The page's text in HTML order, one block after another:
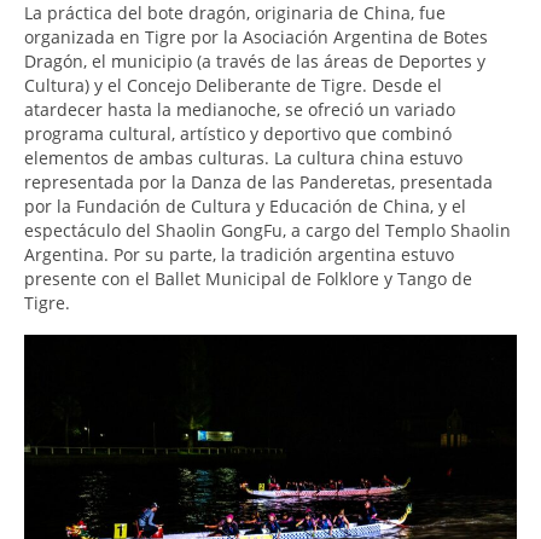
La práctica del bote dragón, originaria de China, fue
organizada en Tigre por la Asociación Argentina de Botes
Dragón, el municipio (a través de las áreas de Deportes y
Cultura) y el Concejo Deliberante de Tigre. Desde el
atardecer hasta la medianoche, se ofreció un variado
programa cultural, artístico y deportivo que combinó
elementos de ambas culturas. La cultura china estuvo
representada por la Danza de las Panderetas, presentada
por la Fundación de Cultura y Educación de China, y el
espectáculo del Shaolin GongFu, a cargo del Templo Shaolin
Argentina. Por su parte, la tradición argentina estuvo
presente con el Ballet Municipal de Folklore y Tango de
Tigre.